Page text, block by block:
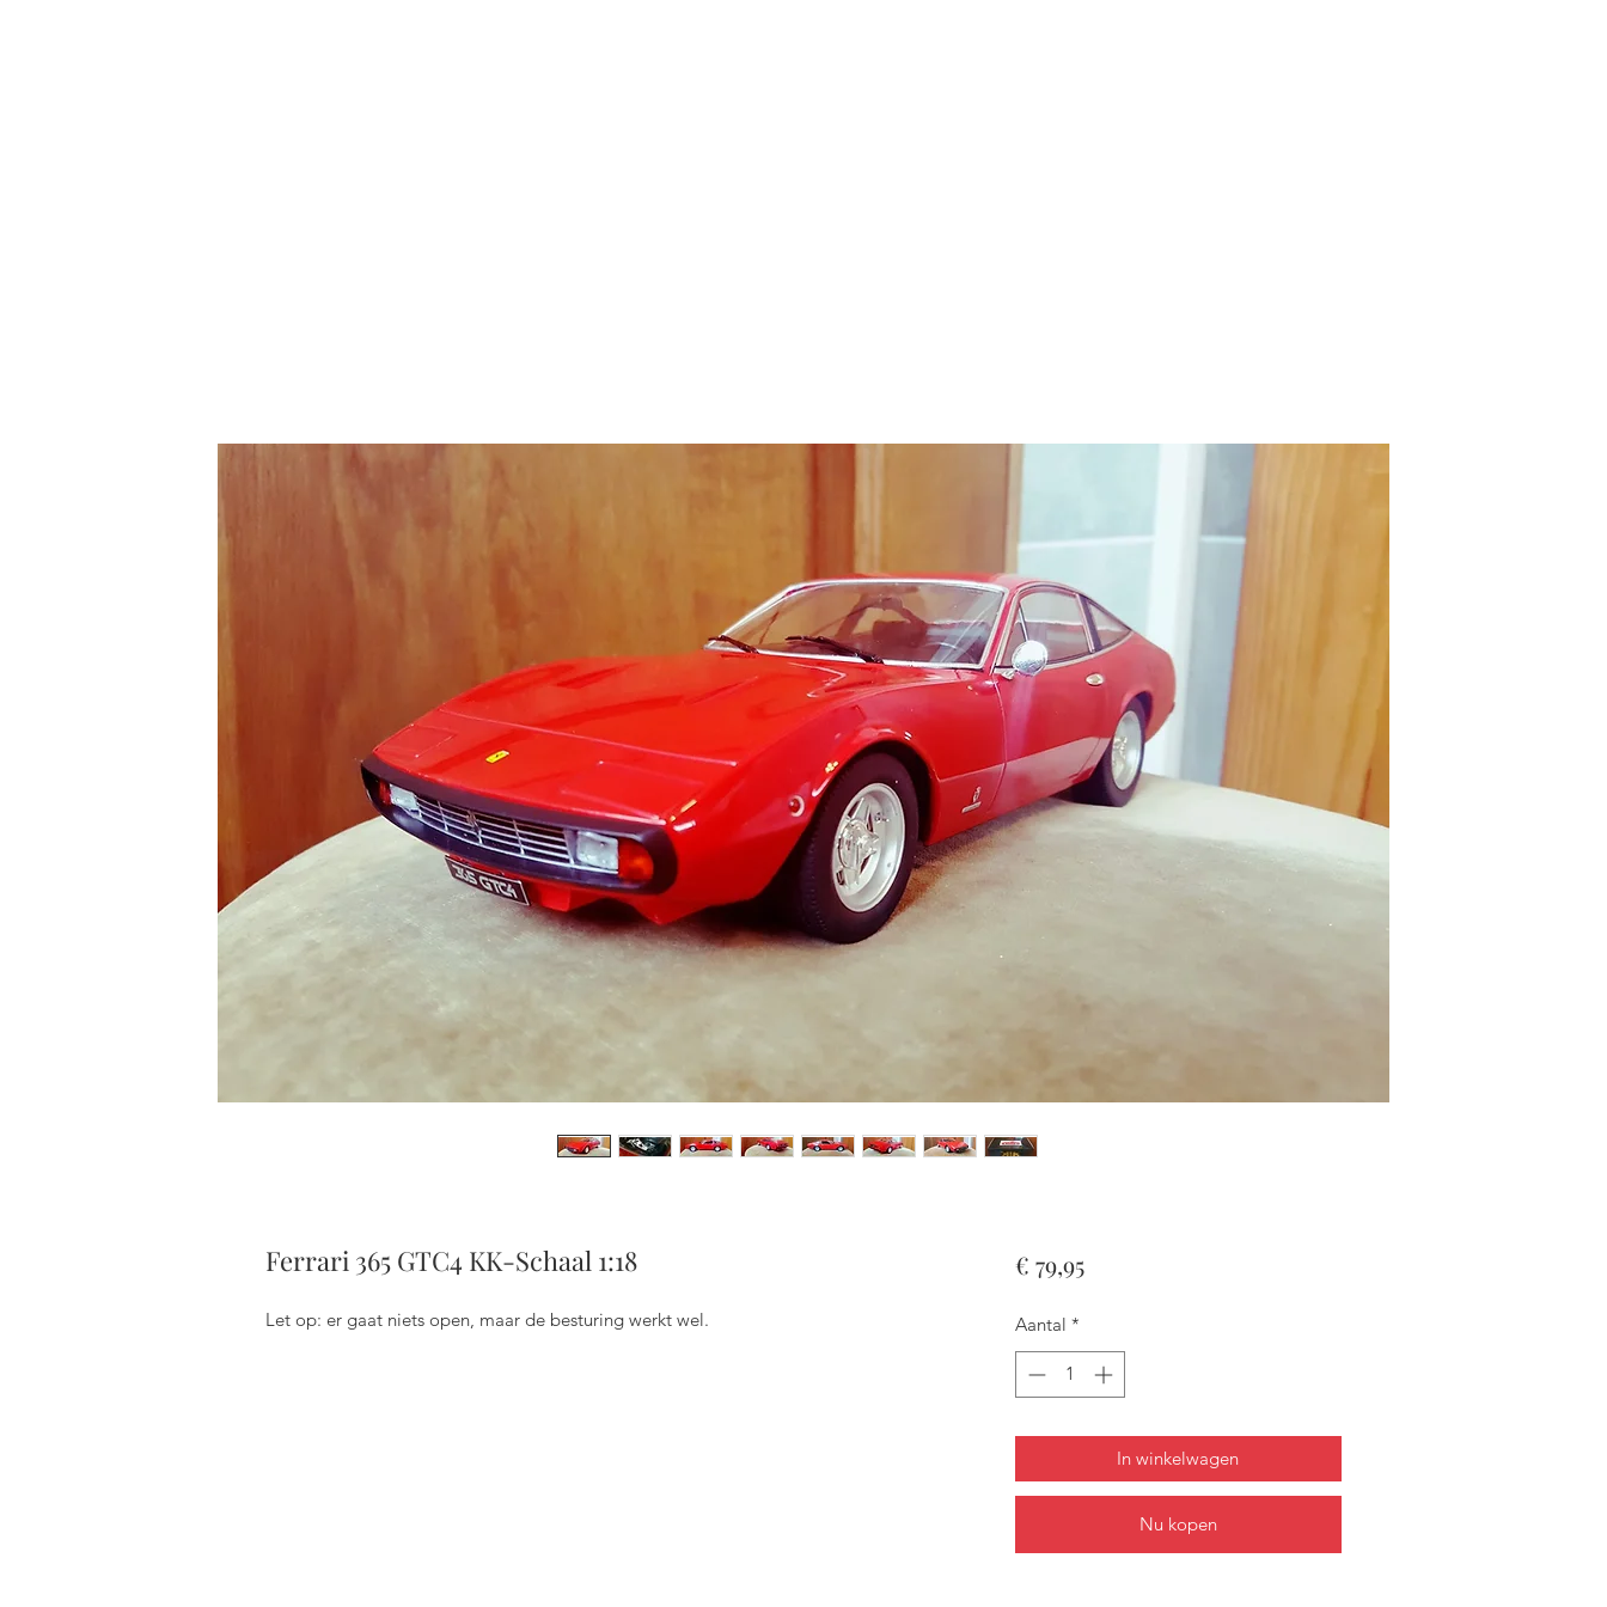
Ferrari 365 GTC4 KK-Schaal 1:18
Let op: er gaat niets open, maar de besturing werkt wel.
€ 79,95Prijs
Aantal *
In winkelwagen
Nu kopen